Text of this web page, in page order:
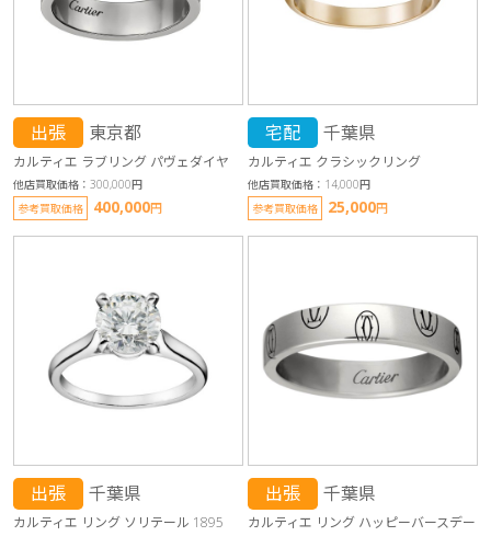
出張 東京都
カルティエ ラブリング パヴェダイヤ
他店買取価格：300,000円
参考買取価格
400,000円
宅配 千葉県
カルティエ クラシックリング
他店買取価格：14,000円
参考買取価格
25,000円
出張 千葉県
カルティエ リング ソリテール 1895
出張 千葉県
カルティエ リング ハッピーバースデー